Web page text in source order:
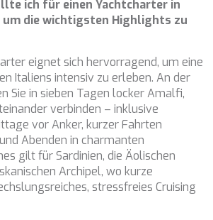
ich für einen Yachtcharter in
um die wichtigsten Highlights zu
eignet sich hervorragend, um eine
Italiens intensiv zu erleben. An der
Sie in sieben Tagen locker Amalfi,
verbinden – inklusive
vor Anker, kurzer Fahrten
Abenden in charmanten
gilt für Sardinien, die Äolischen
Archipel, wo kurze
stressfreies Cruising